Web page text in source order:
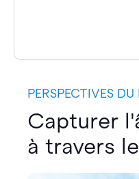
PERSPECTIVES
Capturer
à travers